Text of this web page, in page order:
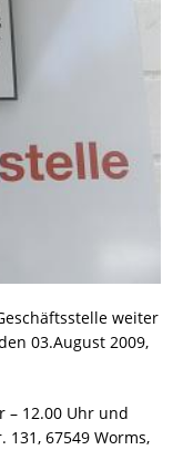
weiter
03.August 2009,
– 12.00 Uhr und
131, 67549 Worms,